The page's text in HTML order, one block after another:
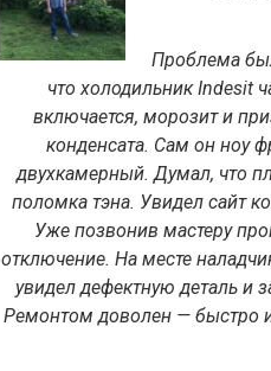
Проблема
что холодильник Indesit
включается, морозит и
конденсата. Сам он ноу
двухкамерный. Думал, что
поломка тэна. Увидел сайт
Уже позвонив мастеру
отключение. На месте
увидел дефектную деталь и
Ремонтом доволен — быстро